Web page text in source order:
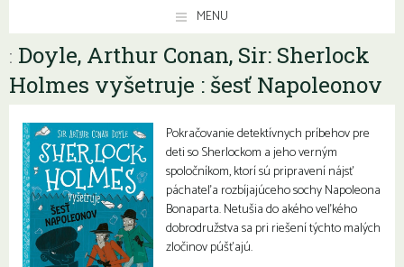
MENU
: Doyle, Arthur Conan, Sir: Sherlock
Holmes vyšetruje : šesť Napoleonov
Pokračovanie detektívnych príbehov pre
deti so Sherlockom a jeho verným
spoločníkom, ktorí sú pripravení nájsť
páchateľa rozbíjajúceho sochy Napoleona
Bonaparta. Netušia do akého veľkého
dobrodružstva sa pri riešení týchto malých
zločinov púšťajú.